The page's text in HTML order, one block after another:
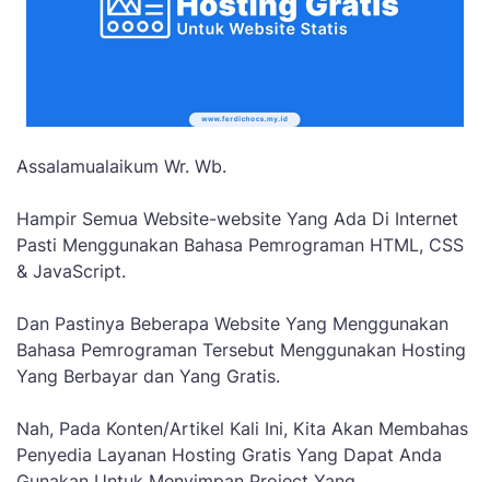
Assalamualaikum Wr. Wb.
Hampir Semua Website-website Yang Ada Di Internet
Pasti Menggunakan Bahasa Pemrograman HTML, CSS
& JavaScript.
Dan Pastinya Beberapa Website Yang Menggunakan
Bahasa Pemrograman Tersebut Menggunakan Hosting
Yang Berbayar dan Yang Gratis.
Nah, Pada Konten/Artikel Kali Ini, Kita Akan Membahas
Penyedia Layanan Hosting Gratis Yang Dapat Anda